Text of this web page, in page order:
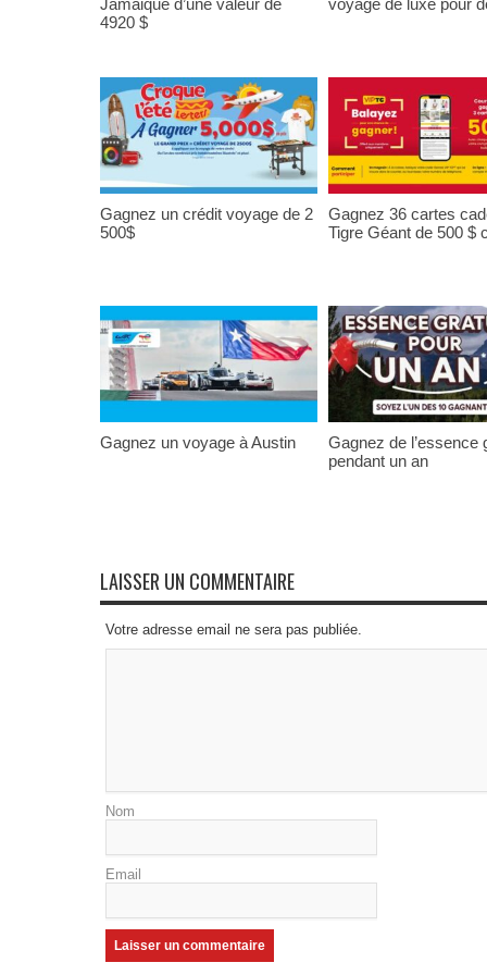
4920 $
Gagnez un crédit voyage de 2
500$
Gagnez 36 cartes
Tigre Géant de 500 $
Gagnez un voyage à Austin
Gagnez de l’essence
pendant un an
LAISSER UN COMMENTAIRE
Votre adresse email ne sera pas publiée.
Nom
Email